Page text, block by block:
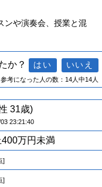
ンや演奏会、授業と混
か？
参考になった人の数：14人中14人
31歳)
23:21:40
万円未満
]
]